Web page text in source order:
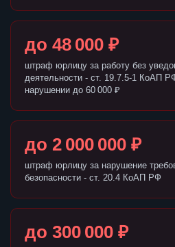
до 48 000 ₽
штраф юрлицу за работу без
деятельности - ст. 19.7.5-1 КоАП
нарушении до 60 000 ₽
до 2 000 000 ₽
штраф юрлицу за нарушение
безопасности - ст. 20.4 КоАП РФ
до 300 000 ₽